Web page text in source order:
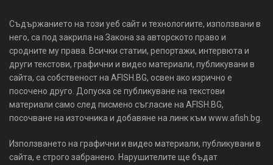
Съдържанието на този уеб сайт и технологиите, използвани в
него, са под закрила на Закона за авторското право и
сродните му права. Всички статии, репортажи, интервюта и
други текстови, графични и видео материали, публикувани в
сайта, са собственост на AFISH.BG, освен ако изрично е
посочено друго. Допуска се публикуване на текстови
материали само след писмено съгласие на AFISH.BG,
посочване на източника и добавяне на линк към www.afish.bg.
Използването на графични и видео материали, публикувани в
сайта, е строго забранено. Нарушителите ще бъдат